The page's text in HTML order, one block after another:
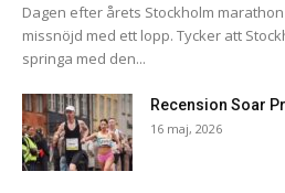
Dagen efter årets Stockholm
missnöjd med ett lopp. Tycker att
springa med den...
Recension Soar
16 maj, 2026